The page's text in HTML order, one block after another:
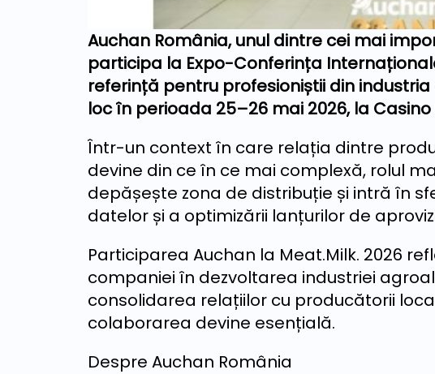
Auchan România, unul dintre cei mai
participa la Expo-Conferința
referință pentru profesioniștii din
loc în perioada 25–26 mai 2026, la Casino
Într-un context în care relația dintre
devine din ce în ce mai complexă, rolul
depășește zona de distribuție și intră în
datelor și a optimizării lanțurilor de
Participarea Auchan la Meat.Milk. 2026
companiei în dezvoltarea industriei
consolidarea relațiilor cu producătorii
colaborarea devine esențială.
Despre Auchan România